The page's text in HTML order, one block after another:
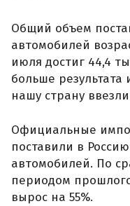
Общий объем
автомобилей
июля достиг 44,4
больше
нашу страну
Официальные
поставили в
автомобилей. По
периодом
вырос на 55%.